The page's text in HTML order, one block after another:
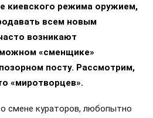
киевского режима оружием,
всем новым
возникают
«сменщике»
посту. Рассмотрим,
«миротворцев».
смене кураторов, любопытно